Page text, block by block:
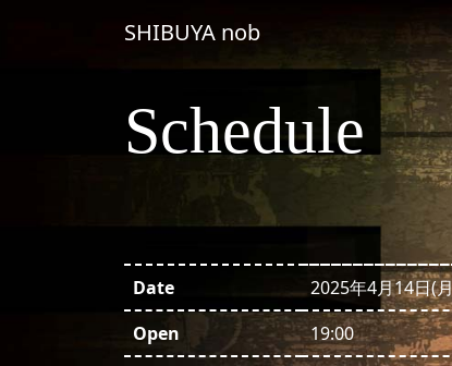
メインナビゲーション
SHIBUYA nob
Schedule
Date
2025年4月14日(
Open
19:00